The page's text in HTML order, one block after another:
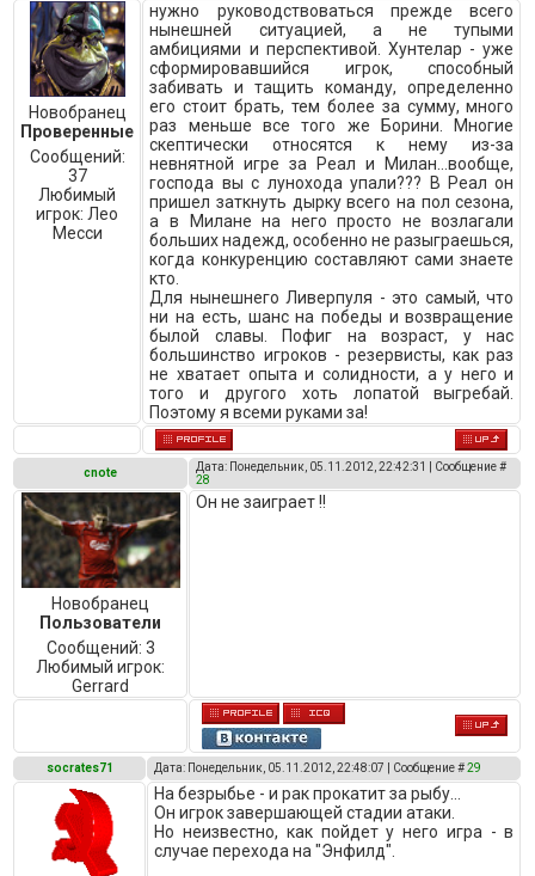
Новобранец
Проверенные
Сообщений:
37
Любимый
игрок: Лео
Месси
нужно руководствоваться прежде всего
нынешней ситуацией, а не тупыми
амбициями и перспективой. Хунтелар - уже
сформировавшийся игрок, способный
забивать и тащить команду, определенно
его стоит брать, тем более за сумму, много
раз меньше все того же Борини. Многие
скептически относятся к нему из-за
невнятной игре за Реал и Милан...вообще,
господа вы с лунохода упали??? В Реал он
пришел заткнуть дырку всего на пол сезона,
а в Милане на него просто не возлагали
больших надежд, особенно не разыграешься,
когда конкуренцию составляют сами знаете
кто.
Для нынешнего Ливерпуля - это самый, что
ни на есть, шанс на победы и возвращение
былой славы. Пофиг на возраст, у нас
большинство игроков - резервисты, как раз
не хватает опыта и солидности, а у него и
того и другого хоть лопатой выгребай.
Поэтому я всеми руками за!
cnote
Дата: Понедельник, 05.11.2012, 22:42:31 | Сообщение #
28
Новобранец
Пользователи
Сообщений: 3
Любимый игрок:
Gerrard
Он не заиграет !!
socrates71 Дата: Понедельник, 05.11.2012, 22:48:07 | Сообщение #29
На безрыбье - и рак прокатит за рыбу...
Он игрок завершающей стадии атаки.
Но неизвестно, как пойдет у него игра - в
случае перехода на "Энфилд".